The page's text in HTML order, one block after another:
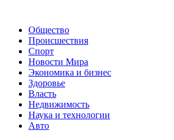
Общество
Происшествия
Спорт
Новости Мира
Экономика и бизнес
Здоровье
Власть
Недвижимость
Наука и технологии
Авто